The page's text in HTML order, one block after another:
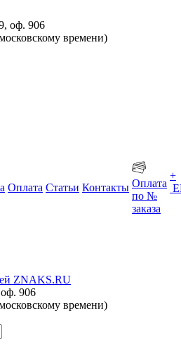
оф. 906
времени)
Оплата Статьи Контакты Оплата
по №
заказа
+
906
времени)